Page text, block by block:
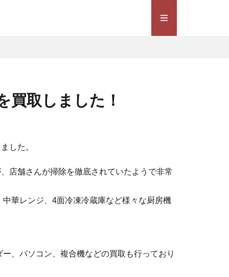
買取しました！
した。
店舗さんが掃除を徹底されていたようで非常
華レンジ、4面冷凍冷蔵庫など様々な厨房機
、パソコン、複合機などの買取も行っており